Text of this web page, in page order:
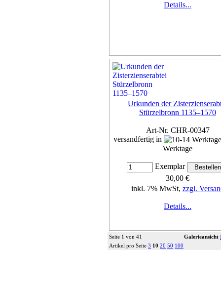
Details...
Urkunden der
Stürzelbronn 1135–1570
Art-Nr. CHR-00347
versandfertig in
Werktage
Exemplar
30,00 €
inkl. 7% MwSt, zzgl.
Details...
Seite 1 von 41 Galerieansicht
Artikel pro Seite 3 10 20 50 100